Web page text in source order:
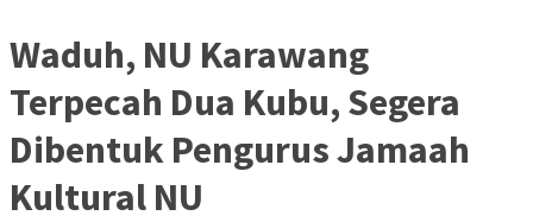
Waduh, NU Karawang
Terpecah Dua Kubu, Segera
Dibentuk Pengurus Jamaah
Kultural NU